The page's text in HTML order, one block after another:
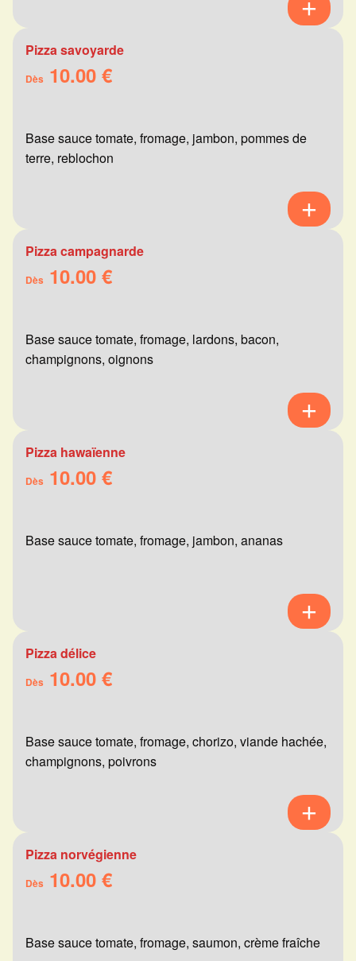
Pizza savoyarde
Dès 10.00 €
Base sauce tomate, fromage, jambon, pommes de
terre, reblochon
Pizza campagnarde
Dès 10.00 €
Base sauce tomate, fromage, lardons, bacon,
champignons, oignons
Pizza hawaïenne
Dès 10.00 €
Base sauce tomate, fromage, jambon, ananas
Pizza délice
Dès 10.00 €
Base sauce tomate, fromage, chorizo, viande hachée,
champignons, poivrons
Pizza norvégienne
Dès 10.00 €
Base sauce tomate, fromage, saumon, crème fraîche